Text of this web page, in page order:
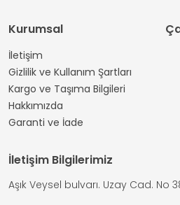
Kurumsal
İletişim
Gizlilik ve Kullanım Şartları
Kargo ve Taşıma Bilgileri
Hakkımızda
Garanti ve İade
İletişim Bilgilerimiz
Aşık Veysel bulvarı. Uzay Cad. No